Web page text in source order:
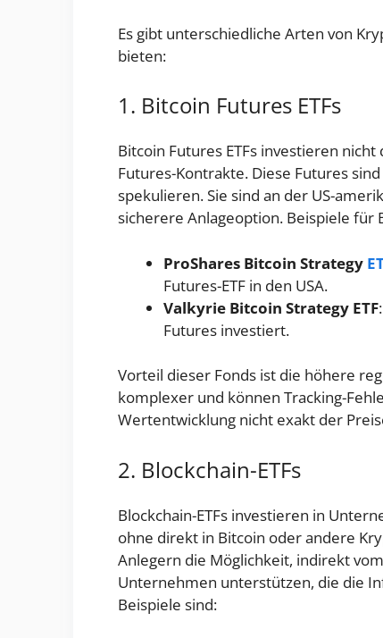
Es gibt unterschiedliche Arten von
bieten:
1. Bitcoin Futures ETFs
Bitcoin Futures ETFs investieren
Futures-Kontrakte. Diese Futures
spekulieren. Sie sind an der US-
sicherere Anlageoption. Beispiele für
ProShares Bitcoin Strategy
Futures-ETF in den USA.
Valkyrie Bitcoin Strategy ETF
Futures investiert.
Vorteil dieser Fonds ist die höhere
komplexer und können Tracking-
Wertentwicklung nicht exakt der
2. Blockchain-ETFs
Blockchain-ETFs investieren in
ohne direkt in Bitcoin oder andere
Anlegern die Möglichkeit, indirekt
Unternehmen unterstützen, die die
Beispiele sind: